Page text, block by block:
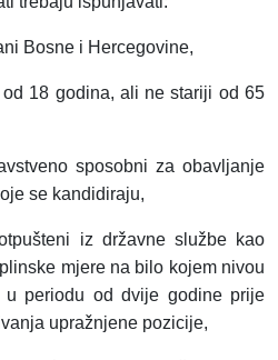
Bosne i Hercegovine,
18 godina, ali ne stariji od 65
sposobni za obavljanje
se kandidiraju,
iz državne službe kao
mjere na bilo kojem nivou
periodu od dvije godine prije
upražnjene pozicije,